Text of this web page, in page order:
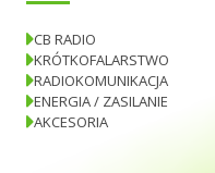
CB RADIO
KRÓTKOFALARSTWO
RADIOKOMUNIKACJA
ENERGIA / ZASILANIE
AKCESORIA